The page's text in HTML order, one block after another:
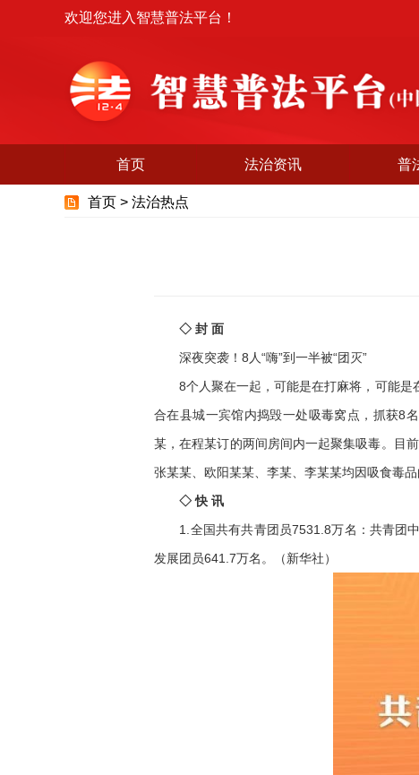
欢迎您进入智慧普法平台！
首页 法治资讯 普
首页 > 法治热点
◇ 封 面
深夜突袭！8人“嗨”到一半被“团灭”
8个人聚在一起，可能是在打麻将，可能是在
合在县城一宾馆内捣毁一处吸毒窝点，抓获8
某，在程某订的两间房间内一起聚集吸毒。目
张某某、欧阳某某、李某、李某某均因吸食毒
◇ 快 讯
1.全国共有共青团员7531.8万名：共青团中
发展团员641.7万名。（新华社）